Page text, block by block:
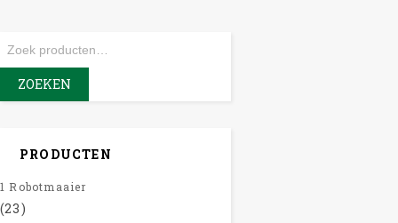
ZOEKEN
PRODUCTEN
1 Robotmaaier
(23)